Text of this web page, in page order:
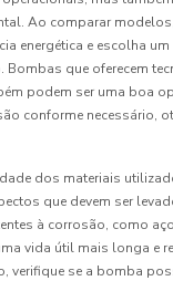
Ao comparar
energética e escolha
Bombas que oferecem
podem ser uma boa
conforme necessário,
dos materiais
que devem ser
à corrosão, como
vida útil mais longa e
verifique se a bomba